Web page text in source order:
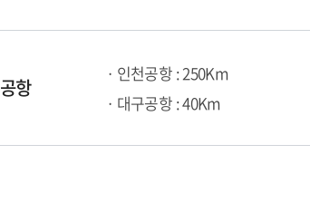
공항
· 인천공항 : 250Km
· 대구공항 : 40Km